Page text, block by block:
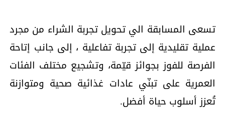
تسعى المسابقة الي تحويل تجربة الشراء من مجرد
عملية تقليدية إلى تجربة تفاعلية ، إلى جانب إتاحة
الفرصة للفوز بجوائز قيّمة، وتشجيع مختلف الفئات
العمرية على تبنّي عادات غذائية صحية ومتوازنة
تُعزز أسلوب حياة أفضل.